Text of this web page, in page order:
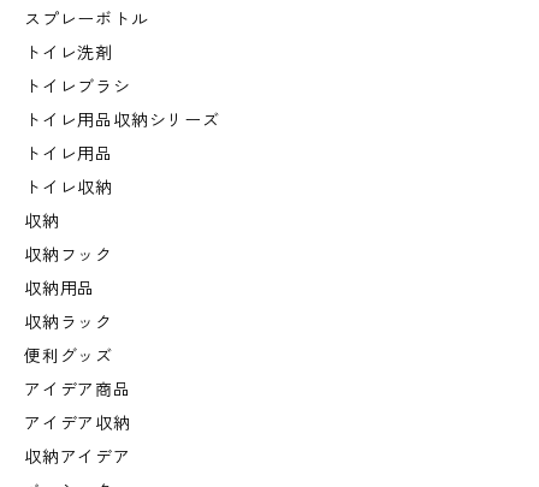
スプレーボトル
トイレ洗剤
トイレブラシ
トイレ用品収納シリーズ
トイレ用品
トイレ収納
収納
収納フック
収納用品
収納ラック
便利グッズ
アイデア商品
アイデア収納
収納アイデア